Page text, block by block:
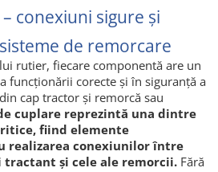
&
conexiuni sigure și
de remorcare
rutier, fiecare componentă are un
funcționării corecte și în siguranță a
cap tractor și remorcă sau
cuplare reprezintă una dintre
fiind elemente
realizarea conexiunilor între
și cele ale remorcii. Fără